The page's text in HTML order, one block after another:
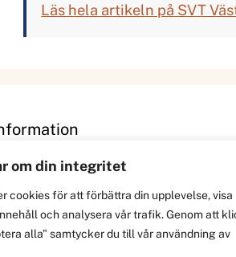
om din integritet
cookies för att förbättra din upplevelse, visa
och analysera vår trafik. Genom att
alla" samtycker du till vår användning av
Läs hela artikeln på SVT